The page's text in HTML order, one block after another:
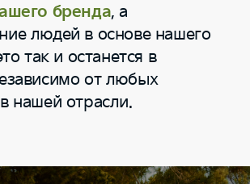
бренда, а
людей в основе нашего
так и останется в
от любых
нашей отрасли.